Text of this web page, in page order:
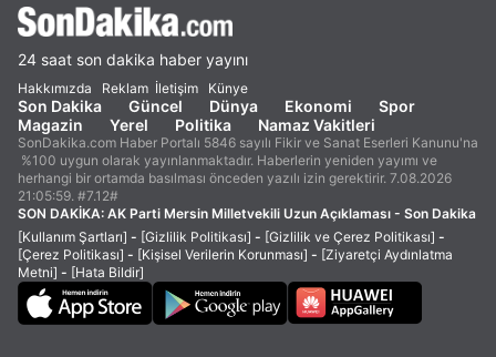
24 saat son dakika haber yayını
Hakkımızda Reklam İletişim Künye
Son Dakika Güncel Dünya Ekonomi
Spor
Magazin
Yerel Politika Namaz Vakitleri
SonDakika.com Haber Portalı 5846 sayılı Fikir ve Sanat Eserleri Kanunu'na
%100 uygun olarak yayınlanmaktadır. Haberlerin yeniden yayımı ve
herhangi bir ortamda basılması önceden yazılı izin gerektirir. 7.08.2026
21:05:59. #7.12#
SON DAKİKA: AK Parti Mersin Milletvekili Uzun Açıklaması - Son Dakika
[Kullanım Şartları] - [Gizlilik Politikası] - [Gizlilik ve Çerez Politikası] -
[Çerez Politikası] - [Kişisel Verilerin Korunması] - [Ziyaretçi Aydınlatma
Metni] - [Hata Bildir]